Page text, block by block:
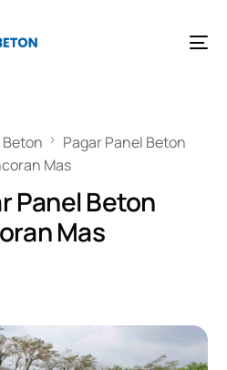
Beton
Pagar Panel Beton
Mas
Panel Beton
Mas